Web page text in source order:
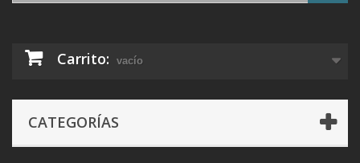
Carrito: vacío
CATEGORÍAS